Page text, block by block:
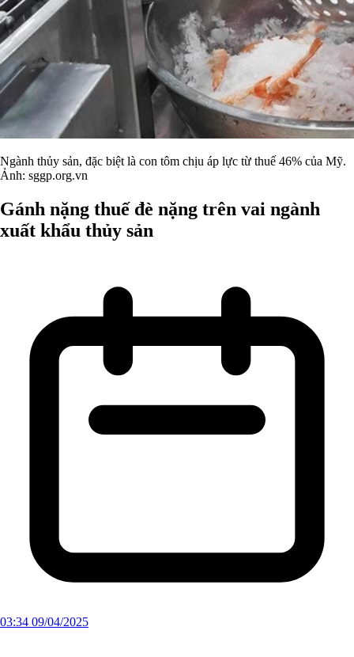
Ngành thủy sản, đặc biệt là con tôm chịu áp lực từ thuế 46% của Mỹ.
Ảnh: sggp.org.vn
Gánh nặng thuế đè nặng trên vai ngành
xuất khẩu thủy sản
03:34 09/04/2025